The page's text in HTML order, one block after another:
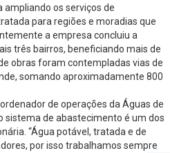
os serviços de
para regiões e moradias que
a empresa concluiu a
três bairros, beneficiando mais de
obras foram contempladas vias de
somando aproximadamente 800
de operações da Águas de
sistema de abastecimento é um dos
“Água potável, tratada e de
por isso trabalhamos sempre